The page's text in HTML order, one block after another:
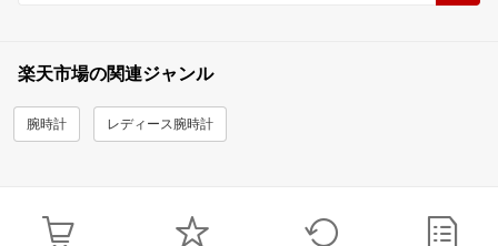
楽天市場の関連ジャンル
腕時計 レディース腕時計